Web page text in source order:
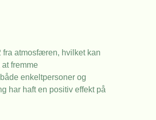
fra atmosfæren, hvilket kan
fremme
enkeltpersoner og
har haft en positiv effekt på